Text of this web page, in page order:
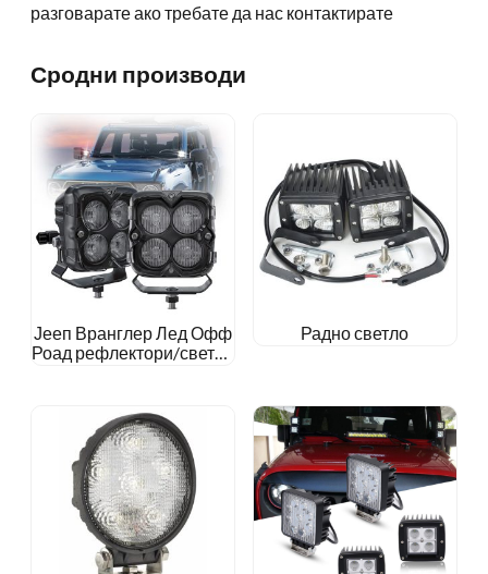
разговарате ако требате да нас контактирате
Сродни производи
Јееп Вранглер Лед Офф
Роад рефлектори/светла
Радно светло